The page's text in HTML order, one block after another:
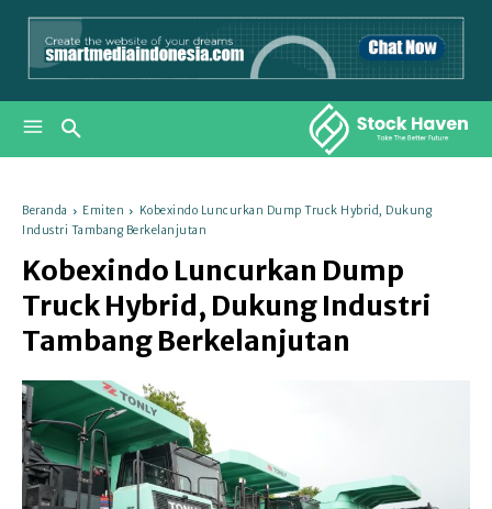
Beranda Emiten
Kobexindo Luncurkan Dump Truck Hybrid, Dukung
Industri Tambang Berkelanjutan
Kobexindo Luncurkan Dump
Truck Hybrid, Dukung Industri
Tambang Berkelanjutan